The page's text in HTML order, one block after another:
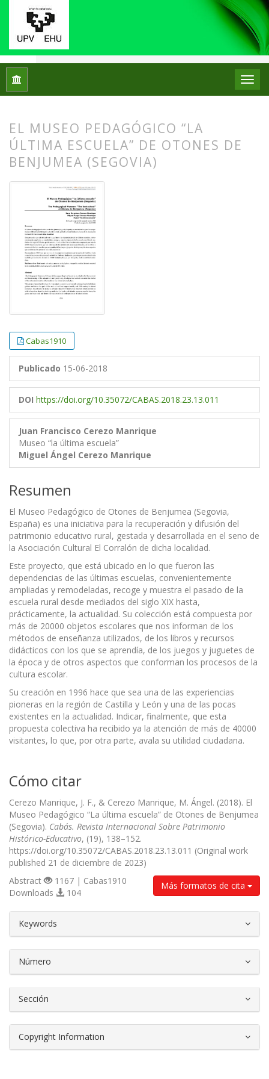
Inicio Centros de Patrimonio
EL MUSEO PEDAGÓGICO “LA
ÚLTIMA ESCUELA” DE OTONES DE
BENJUMEA (SEGOVIA)
Cabas1910
Publicado 15-06-2018
DOI https://doi.org/10.35072/CABAS.2018.23.13.011
Juan Francisco Cerezo Manrique
Museo “la última escuela”
Miguel Ángel Cerezo Manrique
Resumen
El Museo Pedagógico de Otones de Benjumea (Segovia,
España) es una iniciativa para la recuperación y difusión del
patrimonio educativo rural, gestada y desarrollada en el seno de
la Asociación Cultural El Corralón de dicha localidad.
Este proyecto, que está ubicado en lo que fueron las
dependencias de las últimas escuelas, convenientemente
ampliadas y remodeladas, recoge y muestra el pasado de la
escuela rural desde mediados del siglo XIX hasta,
prácticamente, la actualidad. Su colección está compuesta por
más de 20000 objetos escolares que nos informan de los
métodos de enseñanza utilizados, de los libros y recursos
didácticos con los que se aprendía, de los juegos y juguetes de
la época y de otros aspectos que conforman los procesos de la
cultura escolar.
Su creación en 1996 hace que sea una de las experiencias
pioneras en la región de Castilla y León y una de las pocas
existentes en la actualidad. Indicar, finalmente, que esta
propuesta colectiva ha recibido ya la atención de más de 40000
visitantes, lo que, por otra parte, avala su utilidad ciudadana.
Cómo citar
Cerezo Manrique, J. F., & Cerezo Manrique, M. Ángel. (2018). El
Museo Pedagógico “La última escuela” de Otones de Benjumea
(Segovia). Cabás. Revista Internacional Sobre Patrimonio
Histórico-Educativo, (19), 138–152.
https://doi.org/10.35072/CABAS.2018.23.13.011 (Original work
published 21 de diciembre de 2023)
Más formatos de cita
Abstract
1167 | Cabas1910
Downloads
104
Keywords
Número
Sección
Copyright Information